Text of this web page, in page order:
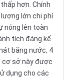
hơn. Chính
lớn chi phí
nóng lên toàn
tích đáng kể
bằng nước, 4
cơ sở này được
dụng cho các